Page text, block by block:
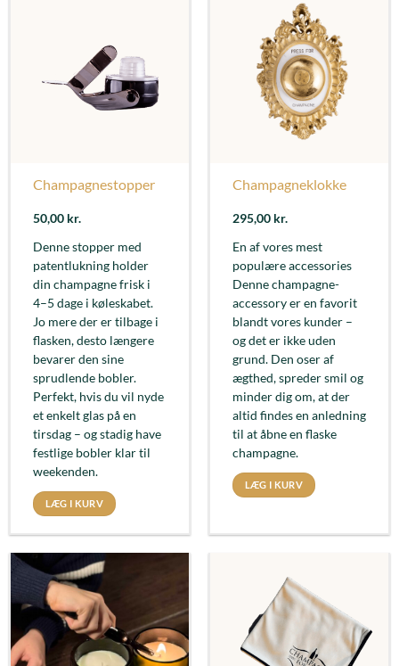
Champagnestopper
50,00 kr.
Denne stopper med
patentlukning holder
din champagne frisk i
4–5 dage i køleskabet.
Jo mere der er tilbage i
flasken, desto længere
bevarer den sine
sprudlende bobler.
Perfekt, hvis du vil nyde
et enkelt glas på en
tirsdag – og stadig have
festlige bobler klar til
weekenden.
LÆG I KURV
Champagneklokke
295,00 kr.
En af vores mest
populære accessories
Denne champagne-
accessory er en favorit
blandt vores kunder –
og det er ikke uden
grund. Den oser af
ægthed, spreder smil og
minder dig om, at der
altid findes en anledning
til at åbne en flaske
champagne.
LÆG I KURV